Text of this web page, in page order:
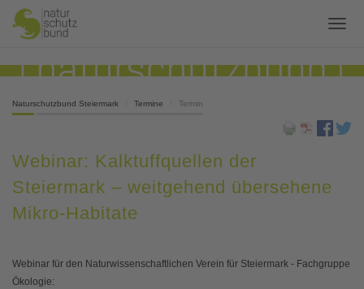
Naturschutzbund Steiermark Termine Termin
Webinar: Kalktuffquellen der
Steiermark – weitgehend übersehene
Mikro-Habitate
Webinar für den Naturwissenschaftlichen Verein für Steiermark - Fachgruppe
Ökologie: